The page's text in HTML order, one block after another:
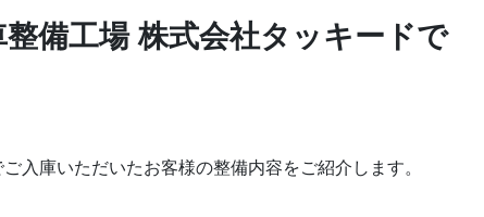
備工場 株式会社タッキードで
入庫いただいたお客様の整備内容をご紹介します。